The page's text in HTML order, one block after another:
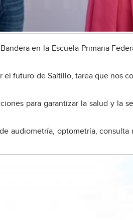
en la Escuela Primaria
futuro de Saltillo, tarea que nos
para garantizar la salud y la
audiometría, optometría, consulta